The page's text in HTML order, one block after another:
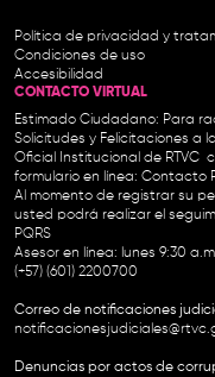
Política de privacidad y
Condiciones de uso
Accesibilidad
CONTACTO VIRTUAL
Estimado Ciudadano: Para
Solicitudes y Felicitaciones a
Oficial Institucional de RTVC
formulario en línea: Contacto
Al momento de registrar su
usted podrá realizar el
PQRS
Asesor en línea: lunes 9:30
(+57) (601) 2200700
Correo de notificaciones
Denuncias por actos de